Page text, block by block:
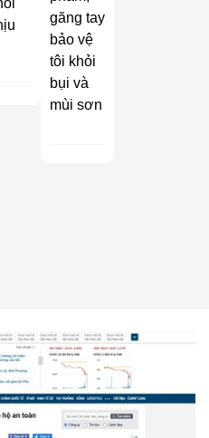
găng tay
bảo vệ
tôi khỏi
bụi và
mùi sơn